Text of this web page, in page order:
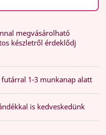
megvásárolható
készletről érdeklődj
1-3 munkanap alatt
is kedveskedünk